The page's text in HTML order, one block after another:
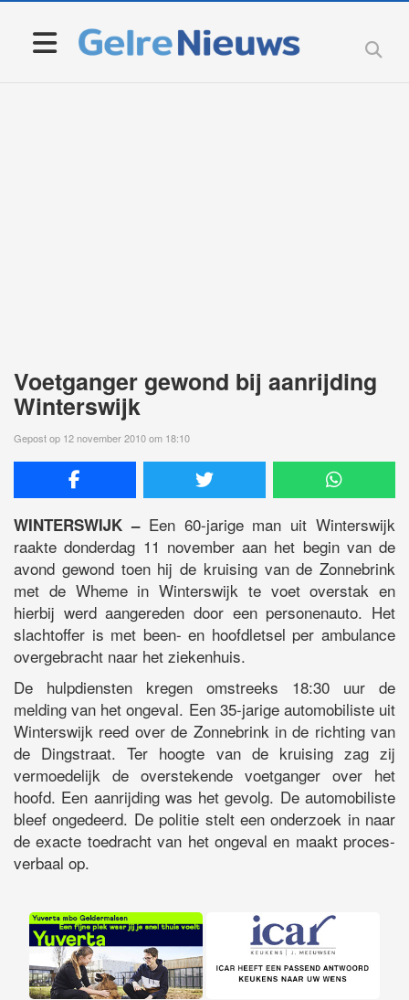
Voetganger gewond bij aanrijding
Winterswijk
Gepost op 12 november 2010 om 18:10
WINTERSWIJK –Een 60-jarige man uit Winterswijk
raakte donderdag 11 november aan het begin van de
avond gewond toen hij de kruising van de Zonnebrink
met de Wheme in Winterswijk te voet overstak en
hierbij werd aangereden door een personenauto. Het
slachtoffer is met been- en hoofdletsel per ambulance
overgebracht naar het ziekenhuis.
De hulpdiensten kregen omstreeks 18:30 uur de
melding van het ongeval. Een 35-jarige automobiliste uit
Winterswijk reed over de Zonnebrink in de richting van
de Dingstraat. Ter hoogte van de kruising zag zij
vermoedelijk de overstekende voetganger over het
hoofd. Een aanrijding was het gevolg. De automobiliste
bleef ongedeerd. De politie stelt een onderzoek in naar
de exacte toedracht van het ongeval en maakt proces-
verbaal op.